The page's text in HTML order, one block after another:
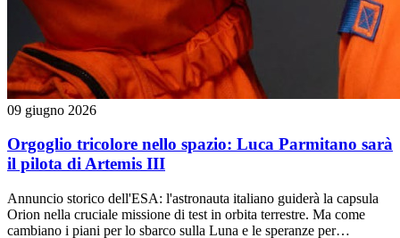
09 giugno 2026
Orgoglio tricolore nello spazio: Luca Parmitano sarà
il pilota di Artemis III
Annuncio storico dell'ESA: l'astronauta italiano guiderà la capsula
Orion nella cruciale missione di test in orbita terrestre. Ma come
cambiano i piani per lo sbarco sulla Luna e le speranze per